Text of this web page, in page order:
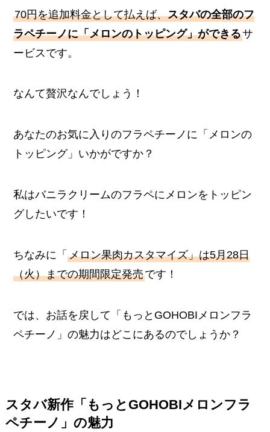
70円を追加料金として払えば、スタバの全部のフ
ラペチーノに「メロンのトッピング」ができるサ
ービスです。
なんて贅沢なんでしょう！
あなたのお気に入りのフラペチーノに「メロンの
トッピング」いかがですか？
私はバニラクリームのフラペにメロンをトッピン
グしたいです！
ちなみに「メロン果肉カスタマイズ」は5月28日
（火）までの期間限定発売です！
では、お話を戻して「もっとGOHOBIメロンフラ
ペチーノ」の魅力はどこにあるのでしょうか？
スタバ新作「もっとGOHOBIメロンフラ
ペチーノ」の魅力